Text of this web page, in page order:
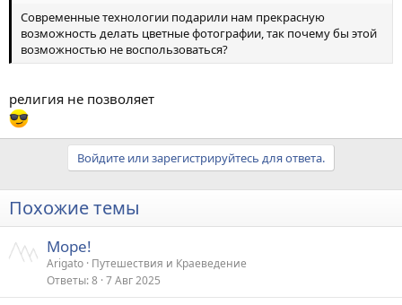
Современные технологии подарили нам прекрасную
возможность делать цветные фотографии, так почему бы этой
возможностью не воспользоваться?
религия не позволяет
Войдите или зарегистрируйтесь для ответа.
Похожие темы
Море!
Arigato Путешествия и Краеведение
Ответы 8 7 Авг 2025